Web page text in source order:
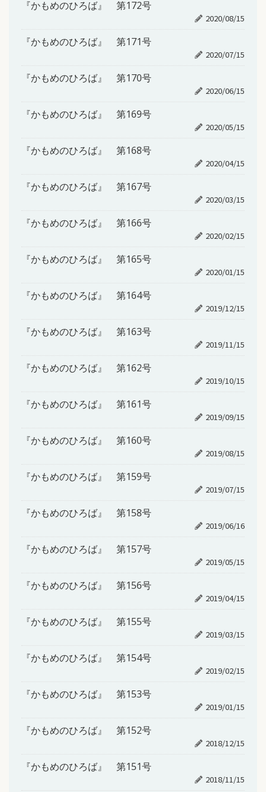
『かもめのひろば』 第172号
2020/08/15
『かもめのひろば』 第171号
2020/07/15
『かもめのひろば』 第170号
2020/06/15
『かもめのひろば』 第169号
2020/05/15
『かもめのひろば』 第168号
2020/04/15
『かもめのひろば』 第167号
2020/03/15
『かもめのひろば』 第166号
2020/02/15
『かもめのひろば』 第165号
2020/01/15
『かもめのひろば』 第164号
2019/12/15
『かもめのひろば』 第163号
2019/11/15
『かもめのひろば』 第162号
2019/10/15
『かもめのひろば』 第161号
2019/09/15
『かもめのひろば』 第160号
2019/08/15
『かもめのひろば』 第159号
2019/07/15
『かもめのひろば』 第158号
2019/06/16
『かもめのひろば』 第157号
2019/05/15
『かもめのひろば』 第156号
2019/04/15
『かもめのひろば』 第155号
2019/03/15
『かもめのひろば』 第154号
2019/02/15
『かもめのひろば』 第153号
2019/01/15
『かもめのひろば』 第152号
2018/12/15
『かもめのひろば』 第151号
2018/11/15